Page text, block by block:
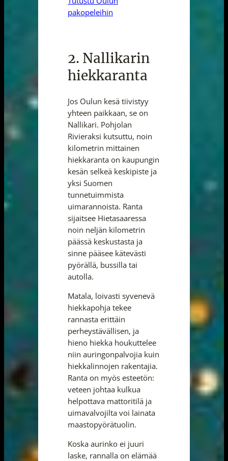
pakopeleihin
2. Nallikarin
hiekkaranta
Jos Oulun kesä tiivistyy
yhteen paikkaan, se on
Nallikari. Pohjolan
Rivieraksi kutsuttu, noin
kilometrin mittainen
hiekkaranta on kaupungin
kesän selkeä keskipiste ja
yksi Suomen
tunnetuimmista
uimarannoista. Ranta
sijaitsee Hietasaaressa
noin neljän kilometrin
päässä keskustasta ja
sinne pääsee kätevästi
pyörällä, bussilla tai
autolla.
Matala, loivasti syvenevä
hiekkapohja tekee
rannasta erittäin
perheystävällisen, ja
hieno hiekka houkuttelee
niin auringonpalvojia kuin
hiekkalinnojen rakentajia.
Ranta on myös esteetön:
veteen johtaa kulkua
helpottava mattoritilä ja
uimavalvojilta voi lainata
maastopyörätuolin.
Koska aurinko ei juuri
laske, rannalla on elämää